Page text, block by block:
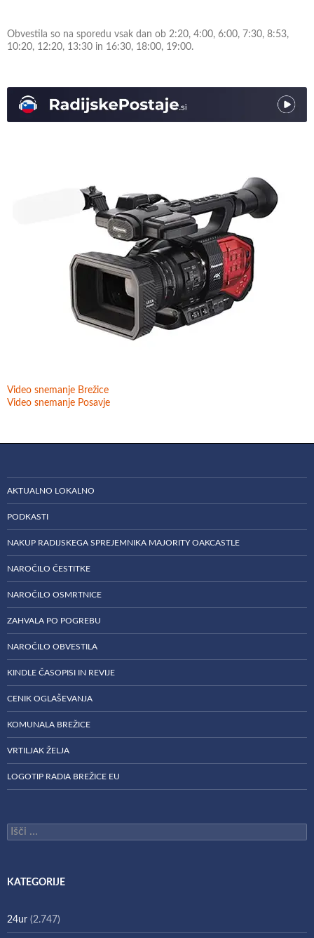
Obvestila so na sporedu vsak dan ob 2:20, 4:00, 6:00, 7:30, 8:53,
10:20, 12:20, 13:30 in 16:30, 18:00, 19:00.
Video snemanje Brežice
Video snemanje Posavje
AKTUALNO LOKALNO
PODKASTI
NAKUP RADIJSKEGA SPREJEMNIKA MAJORITY OAKCASTLE
NAROČILO ČESTITKE
NAROČILO OSMRTNICE
ZAHVALA PO POGREBU
NAROČILO OBVESTILA
KINDLE ČASOPISI IN REVIJE
CENIK OGLAŠEVANJA
KOMUNALA BREŽICE
VRTILJAK ŽELJA
LOGOTIP RADIA BREŽICE EU
Išči:
KATEGORIJE
24ur (2.747)